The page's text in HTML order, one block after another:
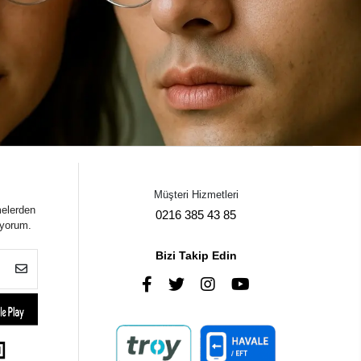
Müşteri Hizmetleri
0216 385 43 85
Bizi Takip Edin